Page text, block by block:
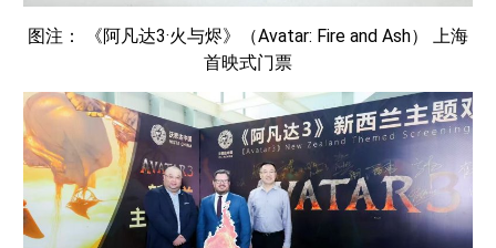
图注： 《阿凡达3·火与烬》（Avatar: Fire and Ash） 上海
首映式门票